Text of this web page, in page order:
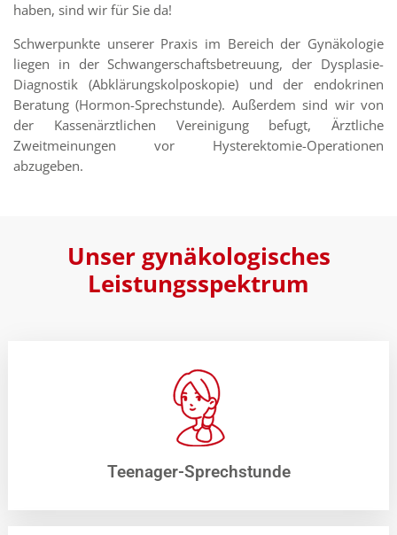
haben, sind wir für Sie da!
Schwerpunkte unserer Praxis im Bereich der Gynäkologie
liegen in der Schwangerschaftsbetreuung, der Dysplasie-
Diagnostik (Abklärungskolposkopie) und der endokrinen
Beratung (Hormon-Sprechstunde). Außerdem sind wir von
der Kassenärztlichen Vereinigung befugt, Ärztliche
Zweitmeinungen vor Hysterektomie-Operationen
abzugeben.
Unser gynäkologisches
Leistungsspektrum
Teenager-Sprechstunde